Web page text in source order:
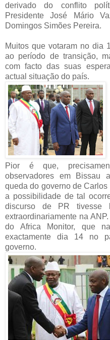
derivado do conflito
Presidente José Mário
Domingos Simões Pereira.
Muitos que votaram no dia
ao período de transição,
com facto das suas
actual situação do país.
Pior é que,
observadores em Bissau
queda do governo de
a possibilidade de tal
discurso de PR tivesse
extraordinariamente na
do Africa Monitor, que
exactamente dia 14 no
governo.